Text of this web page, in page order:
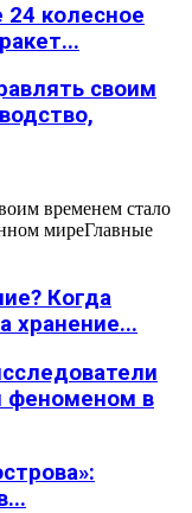
колесное
своим
временем стало
миреГлавные
Когда
хранение...
феноменом в